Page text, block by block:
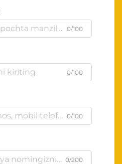
0/100
0/100
0/100
0/200